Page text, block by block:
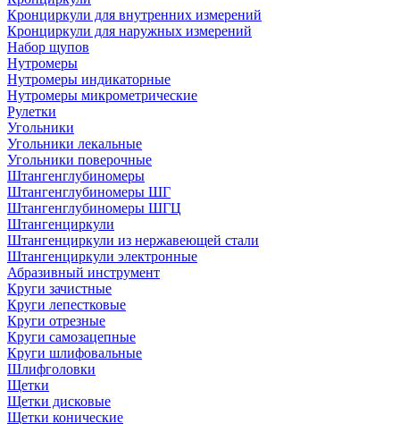
Кронциркули для внутренних измерений
Кронциркули для наружных измерений
Набор щупов
Нутромеры
Нутромеры индикаторные
Нутромеры микрометрические
Рулетки
Угольники
Угольники лекальные
Угольники поверочные
Штангенглубиномеры
Штангенглубиномеры ШГ
Штангенглубиномеры ШГЦ
Штангенциркули
Штангенциркули из нержавеющей стали
Штангенциркули электронные
Абразивный инструмент
Круги зачистные
Круги лепестковые
Круги отрезные
Круги самозацепные
Круги шлифовальные
Шлифголовки
Щетки
Щетки дисковые
Щетки конические